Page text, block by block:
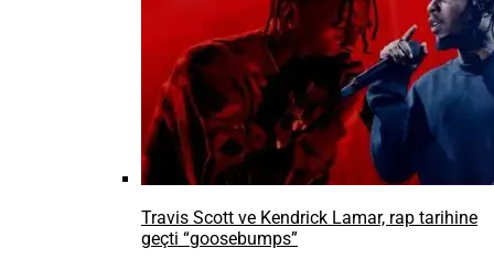
Travis Scott ve Kendrick Lamar, rap tarihine
geçti “goosebumps”